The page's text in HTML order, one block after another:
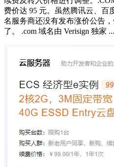
费价达 95 元。虽然腾讯云、百
名服务商还没有发布涨价公告
了。 .com 域名由 Verisign 独家 ...